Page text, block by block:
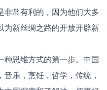
非常有利的，因为他们大多
为新丝绸之路的开放开辟新
种思维方式的第一步。中国
乐，烹饪，哲学，传统，